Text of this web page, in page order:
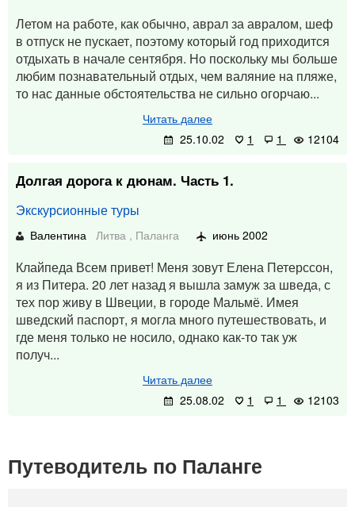
Летом на работе, как обычно, аврал за авралом, шеф
в отпуск не пускает, поэтому который год приходится
отдыхать в начале сентября. Но поскольку мы больше
любим познавательный отдых, чем валяние на пляже,
то нас данные обстоятельства не сильно огорчаю...
Читать далее
25.10.02
1 1 12104
Долгая дорога к дюнам. Часть 1.
Экскурсионные туры
Валентина Литва , Паланга июнь 2002
Клайпеда Всем привет! Меня зовут Елена Петерссон,
я из Питера. 20 лет назад я вышла замуж за шведа, с
тех пор живу в Швеции, в городе Мальмё. Имея
шведский паспорт, я могла много путешествовать, и
где меня только не носило, однако как-то так уж
получ...
Читать далее
25.08.02
1 1 12103
Путеводитель по Паланге